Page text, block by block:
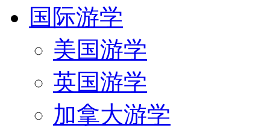
国际游学
美国游学
英国游学
加拿大游学